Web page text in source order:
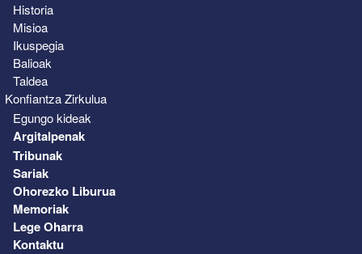
Historia
Misioa
Ikuspegia
Balioak
Taldea
Konfiantza Zirkulua
Egungo kideak
Argitalpenak
Tribunak
Sariak
Ohorezko Liburua
Memoriak
Lege Oharra
Kontaktu